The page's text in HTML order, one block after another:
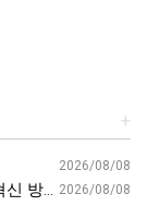
+
2026/08/08
2026/08/08
코노미